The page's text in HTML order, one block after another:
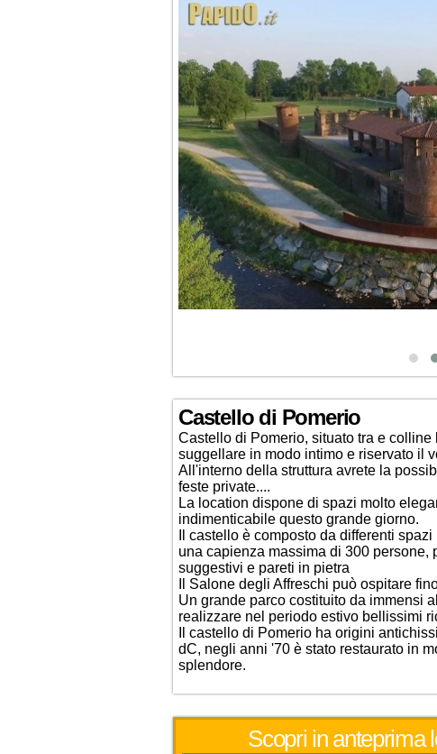
Castello di Pomerio
Castello di Pomerio, situato tra e
suggellare in modo intimo e riservato il
All'interno della struttura avrete la
feste private....
La location dispone di spazi molto
indimenticabile questo grande giorno.
Il castello è composto da differenti
una capienza massima di 300 persone,
suggestivi e pareti in pietra
Il Salone degli Affreschi può ospitare
Un grande parco costituito da immensi
realizzare nel periodo estivo bellissimi
Il castello di Pomerio ha origini
dC, negli anni '70 è stato restaurato in
splendore.
Scopri in anteprima